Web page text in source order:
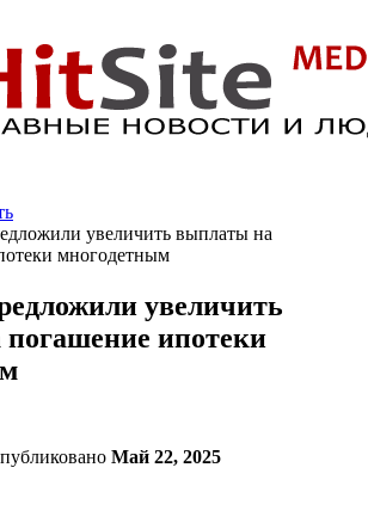
увеличить выплаты на
многодетным
увеличить
ипотеки
Май 22, 2025